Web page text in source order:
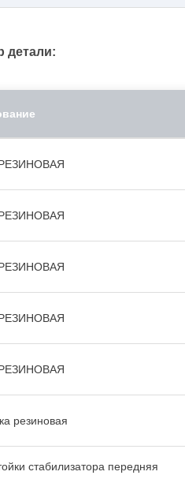
детали:
резиновая
стабилизатора передняя